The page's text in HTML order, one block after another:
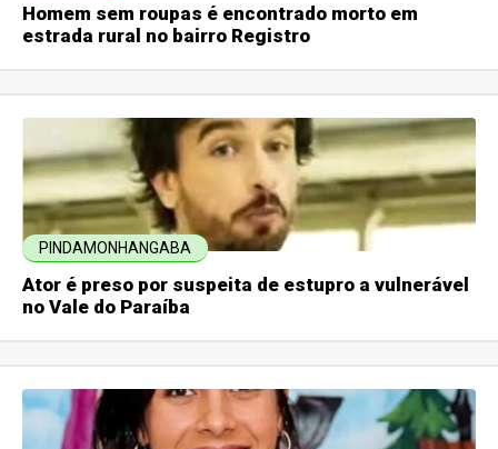
Homem sem roupas é encontrado morto em
estrada rural no bairro Registro
PINDAMONHANGABA
Ator é preso por suspeita de estupro a vulnerável
no Vale do Paraíba